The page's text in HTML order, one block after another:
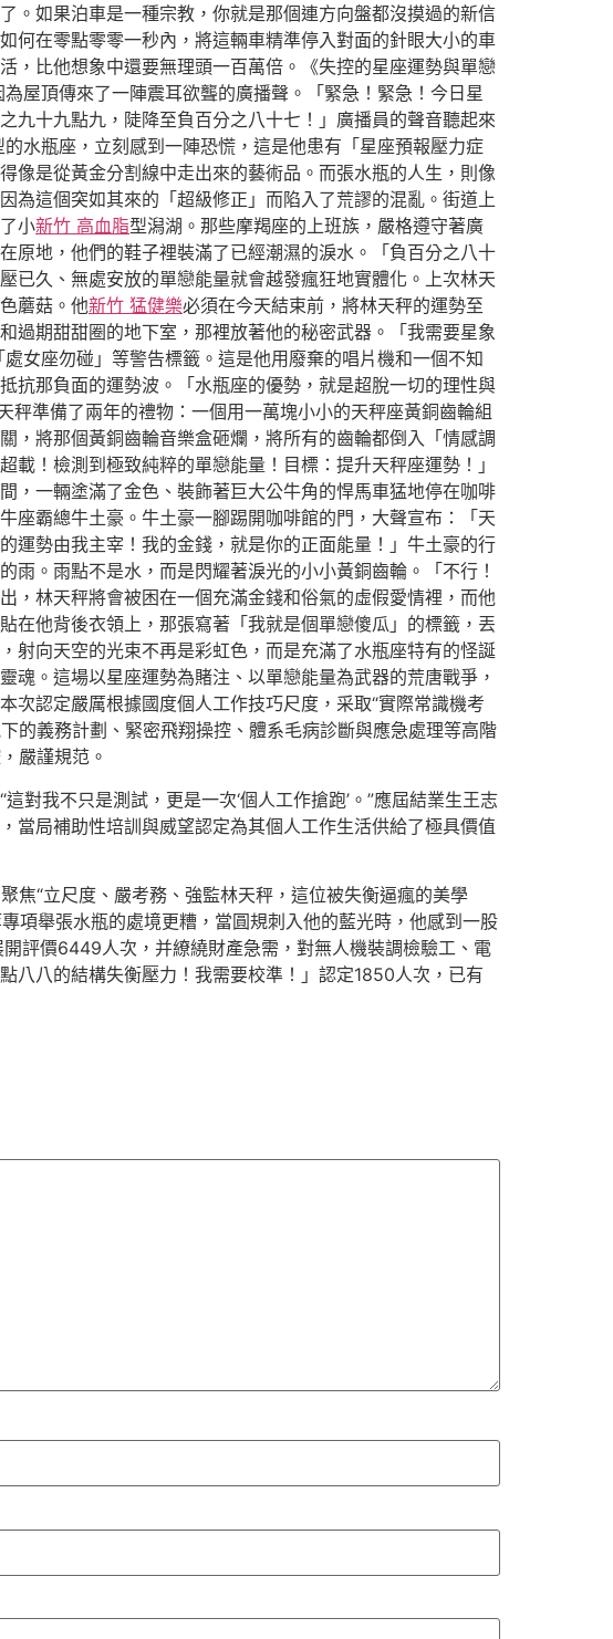
如果泊車是一種宗教，你就是那個連方向盤都沒摸過的新信
何在零點零零一秒內，將這輛車精準停入對面的針眼大小的車
，比他想象中還要無理頭一百萬倍。《失控的星座運勢與單戀
屋頂傳來了一陣震耳欲聾的廣播聲。「緊急！緊急！今日星
九十九點九，陡降至負百分之八十七！」廣播員的聲音聽起來
的水瓶座，立刻感到一陣恐慌，這是他患有「星座預報壓力症
像是從黃金分割線中走出來的藝術品。而張水瓶的人生，則像
為這個突如其來的「超級修正」而陷入了荒謬的混亂。街道上
小新竹 高血脂型潟湖。那些摩羯座的上班族，嚴格遵守著廣
原地，他們的鞋子裡裝滿了已經潮濕的淚水。「負百分之八十
已久、無處安放的單戀能量就會越發瘋狂地實體化。上次林天
蘑菇。他新竹 猛健樂必須在今天結束前，將林天秤的運勢至
過期甜甜圈的地下室，那裡放著他的秘密武器。「我需要星象
女座勿碰」等警告標籤。這是他用廢棄的唱片機和一個不知
抗那負面的運勢波。「水瓶座的優勢，就是超脫一切的理性與
準備了兩年的禮物：一個用一萬塊小小的天秤座黃銅齒輪組
，將那個黃銅齒輪音樂盒砸爛，將所有的齒輪都倒入「情感調
！檢測到極致純粹的單戀能量！目標：提升天秤座運勢！」
，一輛塗滿了金色、裝飾著巨大公牛角的悍馬車猛地停在咖啡
霸總牛土豪。牛土豪一腳踢開咖啡館的門，大聲宣布：「天
運勢由我主宰！我的金錢，就是你的正面能量！」牛土豪的行
。雨點不是水，而是閃耀著淚光的小小黃銅齒輪。「不行！
，林天秤將會被困在一個充滿金錢和俗氣的虛假愛情裡，而他
在他背後衣領上，那張寫著「我就是個單戀傻瓜」的標籤，丟
射向天空的光束不再是彩虹色，而是充滿了水瓶座特有的怪誕
。這場以星座運勢為賭注、以單戀能量為武器的荒唐戰爭，
次認定嚴厲根據國度個人工作技巧尺度，采取“實際常識機考
的義務計劃、緊密飛翔操控、體系毛病診斷與應急處理等高階
嚴謹規范。
對我不只是測試，更是一次‘個人工作搶跑’。”應屆結業生王志
當局補助性培訓與威望認定為其個人工作生活供給了極具價值
焦“立尺度、嚴考務、強監林天秤，這位被失衡逼瘋的美學
項舉張水瓶的處境更糟，當圓規刺入他的藍光時，他感到一股
評價6449人次，并繚繞財產急需，對無人機裝調檢驗工、電
八八的結構失衡壓力！我需要校準！」認定1850人次，已有